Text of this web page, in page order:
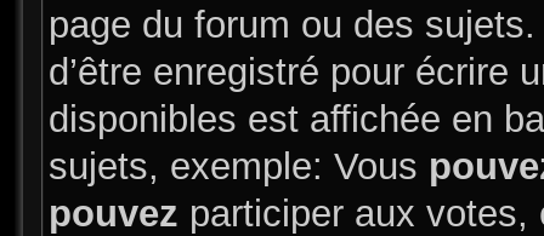
page du forum ou des
d’être enregistré pour écrire
disponibles est affichée en
sujets, exemple: Vous
pouvez participer aux votes,